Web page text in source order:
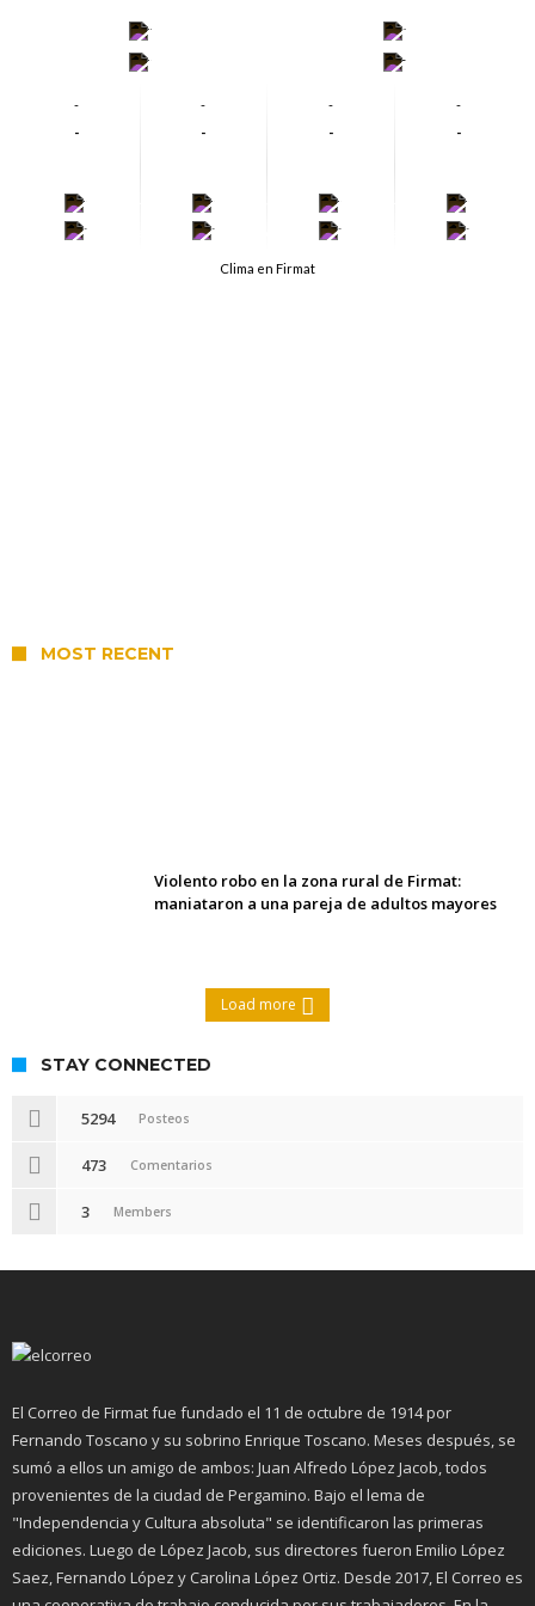
-
-
-
-
-
-
-
-
-
-
-
-
-
-
-
-
-
-
-
-
Clima en Firmat
MOST RECENT
Violento robo en la zona rural de Firmat:
maniataron a una pareja de adultos mayores
Load more
STAY CONNECTED
5294 Posteos
473 Comentarios
3 Members
El Correo de Firmat fue fundado el 11 de octubre de 1914 por
Fernando Toscano y su sobrino Enrique Toscano. Meses después, se
sumó a ellos un amigo de ambos: Juan Alfredo López Jacob, todos
provenientes de la ciudad de Pergamino. Bajo el lema de
"Independencia y Cultura absoluta" se identificaron las primeras
ediciones. Luego de López Jacob, sus directores fueron Emilio López
Saez, Fernando López y Carolina López Ortiz. Desde 2017, El Correo es